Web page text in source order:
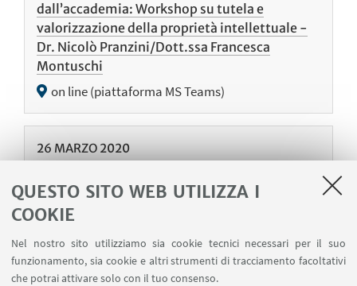
QUESTO SITO WEB UTILIZZA I
COOKIE
Nel nostro sito utilizziamo sia cookie tecnici necessari per il suo
funzionamento, sia cookie e altri strumenti di tracciamento facoltativi
che potrai attivare solo con il tuo consenso.
dall’accademia: Workshop su tutela e
valorizzazione della proprietà intellettuale -
Dr. Nicolò Pranzini/Dott.ssa Francesca
Montuschi
on line (piattaforma MS Teams)
26 MARZO 2020
ll corpo delle donne e la censura. Da Ida Dalser
a Cindy Sherman - Prof. ssa Federica
on line (piattaforma MS Teams)